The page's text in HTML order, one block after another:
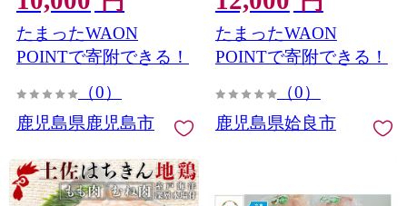
たまったWAON
POINTで寄附できる！
（0）
鹿児島県鹿児島市
つまみ おかず
たまったWAON
POINTで寄附できる！
（0）
鹿児島県姶良市